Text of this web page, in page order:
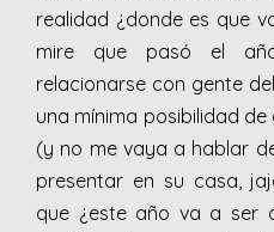
realidad ¿donde es que
mire que pasó el
relacionarse con gente
una mínima posibilidad
(y no me vaya a hablar
presentar en su casa,
que ¿este año va a ser